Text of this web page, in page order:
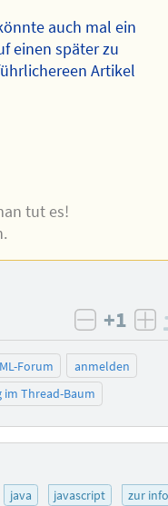
auch mal ein
einen später zu
Artikel
tut es!
negativ
+1
Forum
anmelden
im Thread-Baum
java javascript zur info